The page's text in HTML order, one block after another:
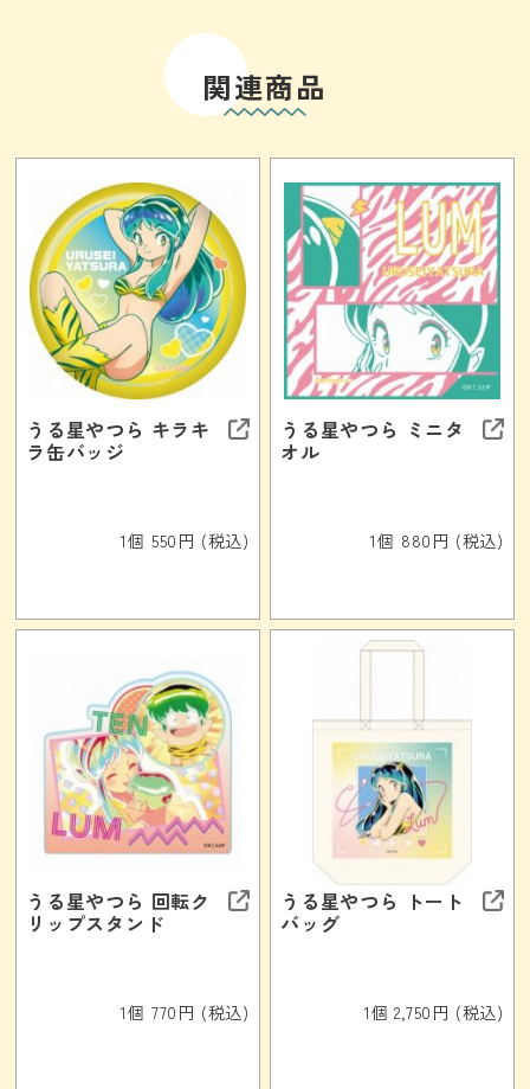
関連商品
うる星やつら キラキ
ラ缶バッジ
1個 550円 (税込)
うる星やつら ミニタ
オル
1個 880円 (税込)
うる星やつら 回転ク
リップスタンド
1個 770円 (税込)
うる星やつら トート
バッグ
1個 2,750円 (税込)